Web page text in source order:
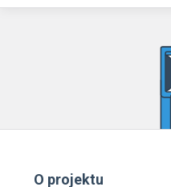
O projektu